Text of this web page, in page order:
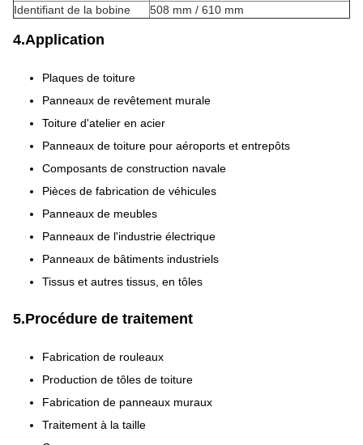
Identifiant de la bobine
508 mm / 610 mm
4.Application
Plaques de toiture
Panneaux de revêtement murale
Toiture d'atelier en acier
Panneaux de toiture pour aéroports et entrepôts
Composants de construction navale
Pièces de fabrication de véhicules
Panneaux de meubles
Panneaux de l'industrie électrique
Panneaux de bâtiments industriels
Tissus et autres tissus, en tôles
5.Procédure de traitement
Fabrication de rouleaux
Production de tôles de toiture
Fabrication de panneaux muraux
Traitement à la taille